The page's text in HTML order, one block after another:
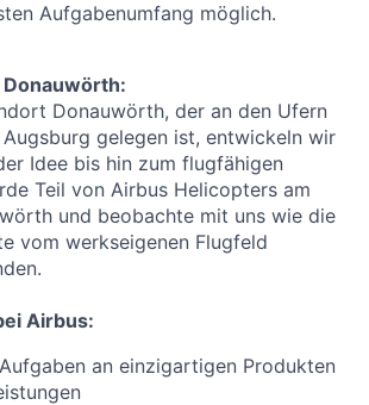
Aufgabenumfang möglich.
Donauwörth, der an den Ufern
gelegen ist, entwickeln wir
Idee bis hin zum flugfähigen
Teil von Airbus Helicopters am
und beobachte mit uns wie die
vom werkseigenen Flugfeld
Airbus:
an einzigartigen Produkten